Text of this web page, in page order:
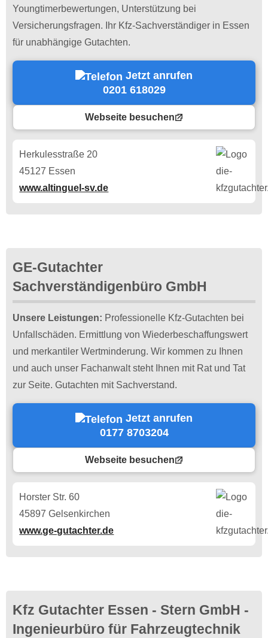
Youngtimerbewertungen, Unterstützung bei
Versicherungsfragen. Ihr Kfz-Sachverständiger in Essen
für unabhängige Gutachten.
Jetzt anrufen
0201 618029
Webseite besuchen
Herkulesstraße 20
45127 Essen
www.altinguel-sv.de
GE-Gutachter
Sachverständigenbüro GmbH
Unsere Leistungen: Professionelle Kfz-Gutachten bei
Unfallschäden. Ermittlung von Wiederbeschaffungswert
und merkantiler Wertminderung. Wir kommen zu Ihnen
und auch unser Fachanwalt steht Ihnen mit Rat und Tat
zur Seite. Gutachten mit Sachverstand.
Jetzt anrufen
0177 8703204
Webseite besuchen
Horster Str. 60
45897 Gelsenkirchen
www.ge-gutachter.de
Kfz Gutachter Essen - Stern GmbH -
Ingenieurbüro für Fahrzeugtechnik